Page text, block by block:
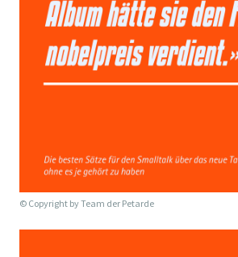
© Copyright byTeam der Petarde